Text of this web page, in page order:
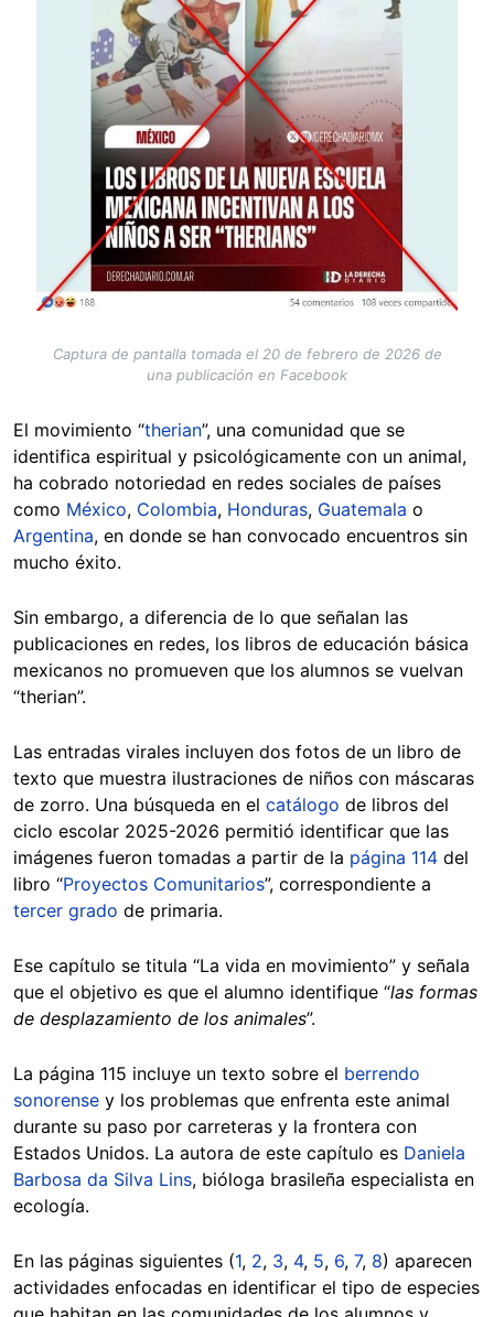
Captura de pantalla tomada el 20 de febrero de 2026 de
una publicación en Facebook
El movimiento “therian”, una comunidad que se
identifica espiritual y psicológicamente con un animal,
ha cobrado notoriedad en redes sociales de países
como México, Colombia, Honduras, Guatemala o
Argentina, en donde se han convocado encuentros sin
mucho éxito.
Sin embargo, a diferencia de lo que señalan las
publicaciones en redes, los libros de educación básica
mexicanos no promueven que los alumnos se vuelvan
“therian”.
Las entradas virales incluyen dos fotos de un libro de
texto que muestra ilustraciones de niños con máscaras
de zorro. Una búsqueda en el catálogo de libros del
ciclo escolar 2025-2026 permitió identificar que las
imágenes fueron tomadas a partir de la página 114 del
libro “Proyectos Comunitarios”, correspondiente a
tercer grado de primaria.
Ese capítulo se titula “La vida en movimiento” y señala
que el objetivo es que el alumno identifique “las formas
de desplazamiento de los animales”.
La página 115 incluye un texto sobre el berrendo
sonorense y los problemas que enfrenta este animal
durante su paso por carreteras y la frontera con
Estados Unidos. La autora de este capítulo es Daniela
Barbosa da Silva Lins, bióloga brasileña especialista en
ecología.
En las páginas siguientes (1, 2, 3, 4, 5, 6, 7, 8) aparecen
actividades enfocadas en identificar el tipo de especies